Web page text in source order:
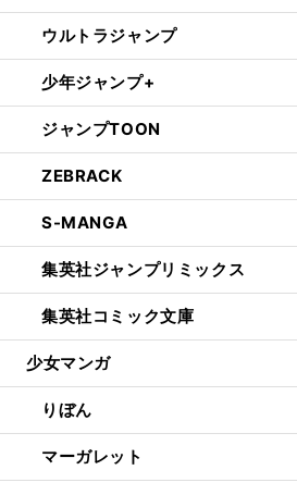
ウルトラジャンプ
少年ジャンプ+
ジャンプTOON
ZEBRACK
S-MANGA
集英社ジャンプリミックス
集英社コミック文庫
少女マンガ
りぼん
マーガレット